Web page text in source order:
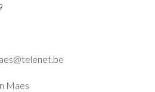
telenet.be
Maes